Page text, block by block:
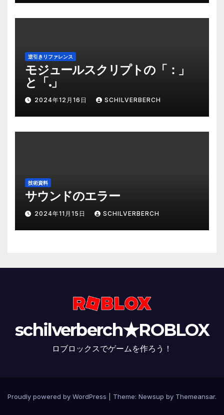
逆引きリファレンス
モジュールスクリプトの「：」
と「.」
2024年12月16日 SCHILVERBERCH
技術資料
サウンドのエラー
2024年11月15日 SCHILVERBERCH
schilverberch★ROBLOX
ロブロックスでゲームを作ろう！
Proudly powered by WordPress Theme: Newsup by Themeansar.